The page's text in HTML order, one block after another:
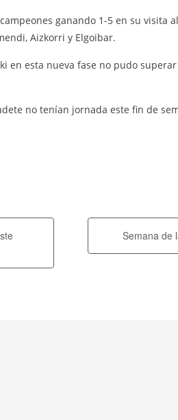
ganando 1-5 en su visita
Aizkorri y Elgoibar.
en esta nueva fase no pudo
no tenían jornada este fin de
Semana de